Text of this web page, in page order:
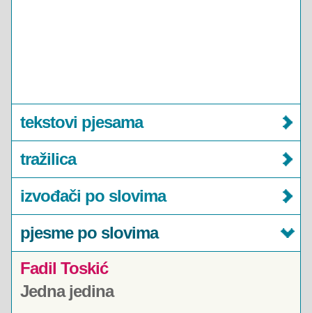
tekstovi pjesama
tražilica
izvođači po slovima
pjesme po slovima
Fadil Toskić
Jedna jedina